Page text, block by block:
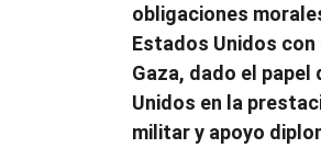
obligaciones
Estados Unidos con
Gaza, dado el papel
Unidos en la
militar y apoyo